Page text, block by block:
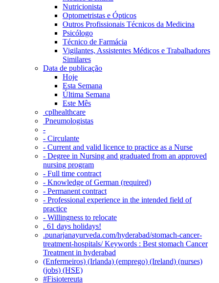
Nutricionista
Optometristas e Ópticos
Outros Profissionais Técnicos da Medicina
Psicólogo
Técnico de Farmácia
Vigilantes, Assistentes Médicos e Trabalhadores
Similares
Data de publicação
Hoje
Esta Semana
Última Semana
Este Mês
‎ cplhealthcare‬
Pneumologistas
-
- Circulante
- Current and valid licence to practice as a Nurse
- Degree in Nursing and graduated from an approved
nursing program
- Full time contract
- Knowledge of German (required)
- Permanent contract
- Professional experience in the intended field of
practice
- Willingness to relocate
. 61 days holidays!
.punarjanayurveda.com/hyderabad/stomach-cancer-
treatment-hospitals/ Keywords : Best stomach Cancer
Treatment in hyderabad
(Enfermeiros) (Irlanda) (emprego) (Ireland) (nurses)
(jobs) (HSE)
#Fisiotereuta